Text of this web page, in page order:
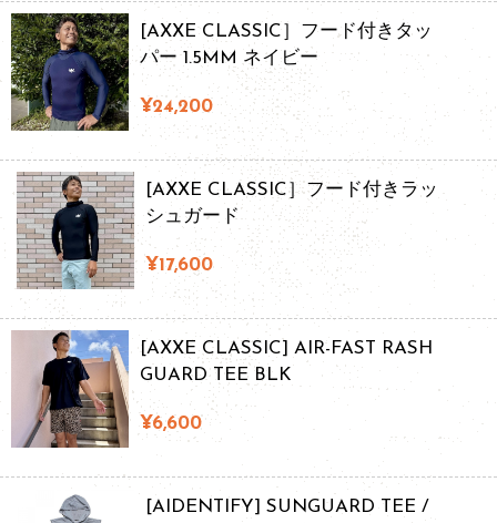
[AXXE CLASSIC］フード付きタッ
パー 1.5MM ネイビー
¥24,200
[AXXE CLASSIC］フード付きラッ
シュガード
¥17,600
[AXXE CLASSIC] AIR-FAST RASH
GUARD TEE BLK
¥6,600
[AIDENTIFY] SUNGUARD TEE /